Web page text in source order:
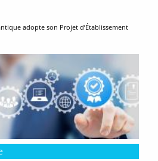
adopte son Projet d’Établissement